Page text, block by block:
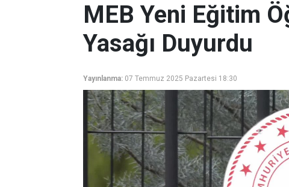
MEB Yeni Eğitim
Yasağı Duyurdu
Yayınlanma: 07 Temmuz 2025 Pazartesi 18:30